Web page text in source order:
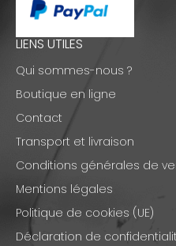
LIENS UTILES
Qui sommes-nous ?
Boutique en ligne
Contact
Transport et livraison
Conditions générales de
Mentions légales
Politique de cookies (UE)
Déclaration de